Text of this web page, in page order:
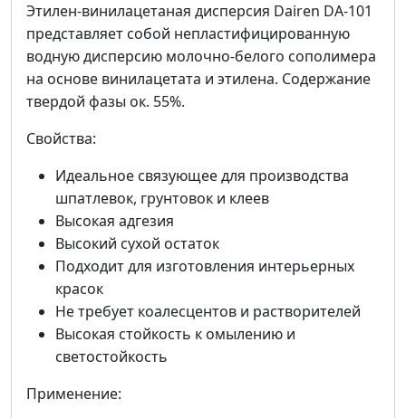
Этилен-винилацетаная дисперсия Dairen DA-101
представляет собой непластифицированную
водную дисперсию молочно-белого сополимера
на основе винилацетата и этилена. Cодержание
твердой фазы ок. 55%.
Свойства:
Идеальное связующее для производства
шпатлевок, грунтовок и клеев
Высокая адгезия
Высокий сухой остаток
Подходит для изготовления интерьерных
красок
Не требует коалесцентов и растворителей
Высокая стойкость к омылению и
светостойкость
Применение: